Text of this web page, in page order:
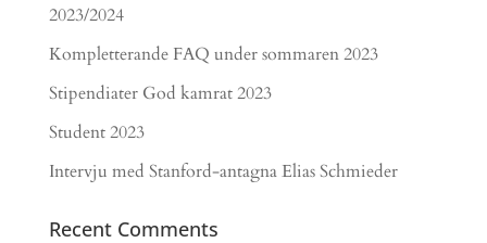
2023/2024
Kompletterande FAQ under sommaren 2023
Stipendiater God kamrat 2023
Student 2023
Intervju med Stanford-antagna Elias Schmieder
Recent Comments